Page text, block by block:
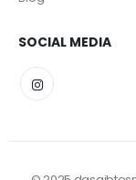
SOCIAL MEDIA